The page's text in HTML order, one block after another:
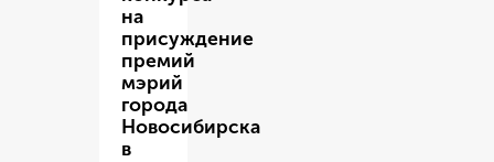
на
присуждение
премий
мэрий
города
Новосибирска
в